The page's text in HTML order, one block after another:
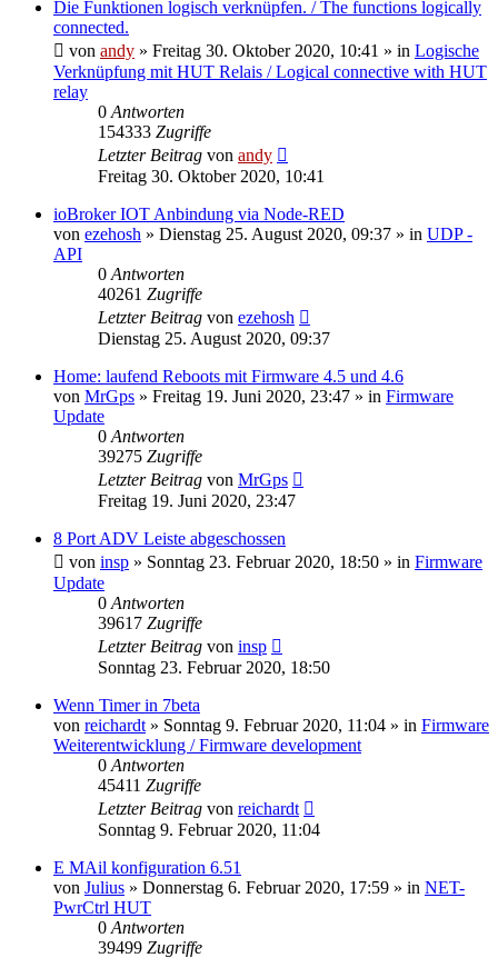
Die Funktionen logisch verknüpfen. / The functions logically
connected.
von andy » Freitag 30. Oktober 2020, 10:41 » in Logische
Verknüpfung mit HUT Relais / Logical connective with HUT
relay
0 Antworten
154333 Zugriffe
Letzter Beitrag von andy
Freitag 30. Oktober 2020, 10:41
ioBroker IOT Anbindung via Node-RED
von ezehosh » Dienstag 25. August 2020, 09:37 » in UDP -
API
0 Antworten
40261 Zugriffe
Letzter Beitrag von ezehosh
Dienstag 25. August 2020, 09:37
Home: laufend Reboots mit Firmware 4.5 und 4.6
von MrGps » Freitag 19. Juni 2020, 23:47 » in Firmware
Update
0 Antworten
39275 Zugriffe
Letzter Beitrag von MrGps
Freitag 19. Juni 2020, 23:47
8 Port ADV Leiste abgeschossen
von insp » Sonntag 23. Februar 2020, 18:50 » in Firmware
Update
0 Antworten
39617 Zugriffe
Letzter Beitrag von insp
Sonntag 23. Februar 2020, 18:50
Wenn Timer in 7beta
von reichardt » Sonntag 9. Februar 2020, 11:04 » in Firmware
Weiterentwicklung / Firmware development
0 Antworten
45411 Zugriffe
Letzter Beitrag von reichardt
Sonntag 9. Februar 2020, 11:04
E MAil konfiguration 6.51
von Julius » Donnerstag 6. Februar 2020, 17:59 » in NET-
PwrCtrl HUT
0 Antworten
39499 Zugriffe